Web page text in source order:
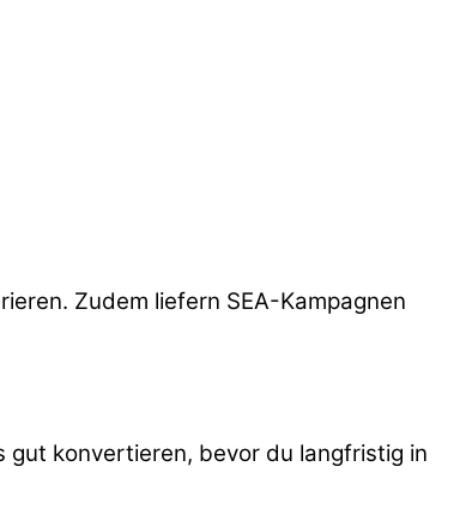
Zudem liefern SEA-Kampagnen
konvertieren, bevor du langfristig in